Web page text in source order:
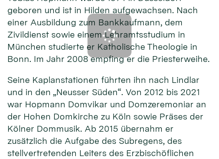
geboren und ist in Hilden aufgewachsen. Nach
einer Ausbildung zum Bankkaufmann, dem
Zivildienst sowie einem Lehramtsstudium in
München studierte er Katholische Theologie in
Bonn. Im Jahr 2008 empfing er die Priesterweihe.
Seine Kaplanstationen führten ihn nach Lindlar
und in den „Neusser Süden“. Von 2012 bis 2021
war Hopmann Domvikar und Domzeremoniar an
der Hohen Domkirche zu Köln sowie Präses der
Kölner Dommusik. Ab 2015 übernahm er
zusätzlich die Aufgabe des Subregens, des
stellvertretenden Leiters des Erzbischöflichen